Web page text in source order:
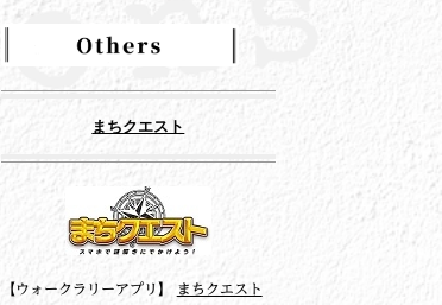
まちクエスト
【ウォークラリーアプリ】 まちクエスト